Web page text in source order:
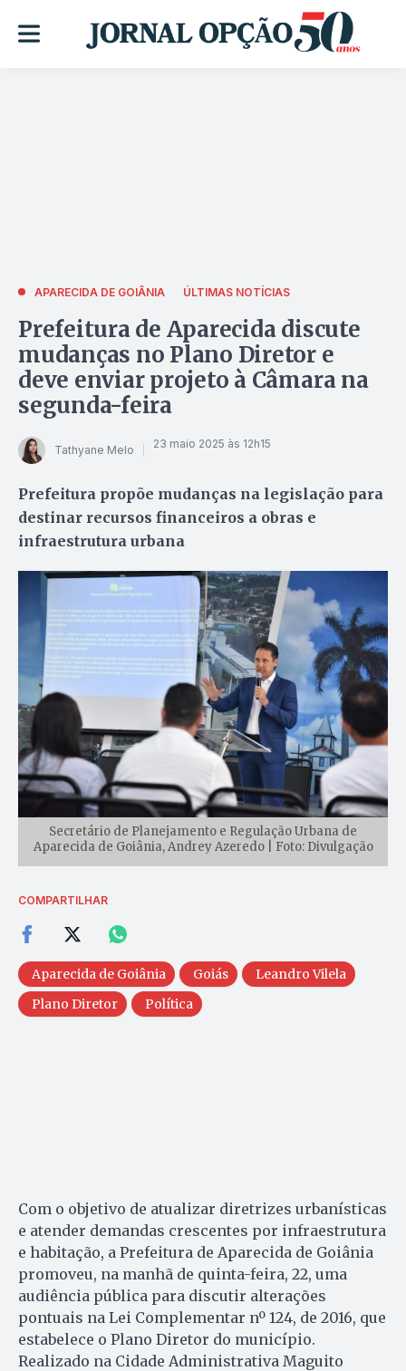
APARECIDA DE GOIÂNIA ÚLTIMAS NOTÍCIAS
Prefeitura de Aparecida discute
mudanças no Plano Diretor e
deve enviar projeto à Câmara na
segunda-feira
Tathyane Melo 23 maio 2025 às 12h15
Prefeitura propõe mudanças na legislação para
destinar recursos financeiros a obras e
infraestrutura urbana
Secretário de Planejamento e Regulação Urbana de
Aparecida de Goiânia, Andrey Azeredo | Foto: Divulgação
COMPARTILHAR
Aparecida de Goiânia Goiás
Leandro Vilela
Plano Diretor
Política
Com o objetivo de atualizar diretrizes urbanísticas
e atender demandas crescentes por infraestrutura
e habitação, a Prefeitura de Aparecida de Goiânia
promoveu, na manhã de quinta-feira, 22, uma
audiência pública para discutir alterações
pontuais na Lei Complementar nº 124, de 2016, que
estabelece o Plano Diretor do município.
Realizado na Cidade Administrativa Maguito